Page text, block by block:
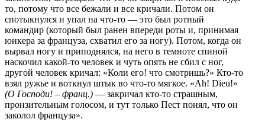
то, потому что все бежали и все кричали. Потом он
спотыкнулся и упал на что-то — это был ротный
командир (который был ранен впереди роты и, принимая
юнкера за француза, схватил его за ногу). Потом, когда он
вырвал ногу и приподнялся, на него в темноте спиной
наскочил какой-то человек и чуть опять не сбил с ног,
другой человек кричал: «Коли его! что смотришь?» Кто-то
взял ружье и воткнул штык во что-то мягкое. «Ah! Dieu!»
(О Господи! – франц.) — закричал кто-то страшным,
пронзительным голосом, и тут только Пест понял, что он
заколол француза».